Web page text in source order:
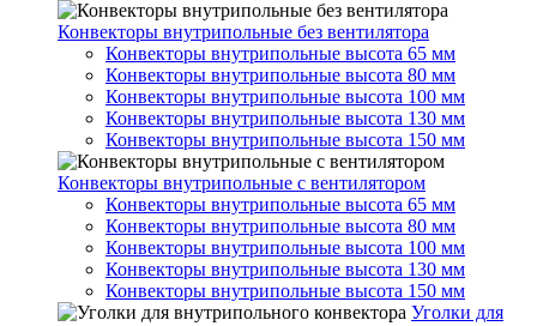
Конвекторы внутрипольные без вентилятора
Конвекторы внутрипольные высота 65 мм
Конвекторы внутрипольные высота 80 мм
Конвекторы внутрипольные высота 100 мм
Конвекторы внутрипольные высота 130 мм
Конвекторы внутрипольные высота 150 мм
Конвекторы внутрипольные с вентилятором
Конвекторы внутрипольные высота 65 мм
Конвекторы внутрипольные высота 80 мм
Конвекторы внутрипольные высота 100 мм
Конвекторы внутрипольные высота 130 мм
Конвекторы внутрипольные высота 150 мм
Уголки для